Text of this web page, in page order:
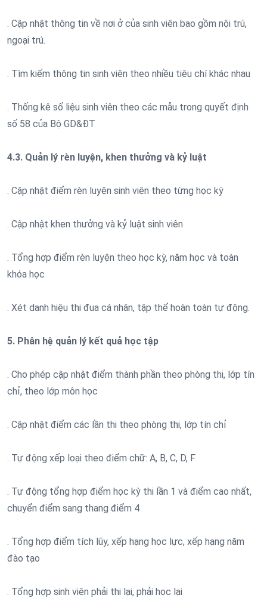
. Cập nhật thông tin về nơi ở của sinh viên bao gồm nội trú,
ngoại trú.
. Tìm kiếm thông tin sinh viên theo nhiều tiêu chí khác nhau
. Thống kê số liệu sinh viên theo các mẫu trong quyết định
số 58 của Bộ GD&ĐT
4.3. Quản lý rèn luyện, khen thưởng và kỷ luật
. Cập nhật điểm rèn luyện sinh viên theo từng học kỳ
. Cập nhật khen thưởng và kỷ luật sinh viên
. Tổng hợp điểm rèn luyện theo học kỳ, năm học và toàn
khóa học
. Xét danh hiệu thi đua cá nhân, tập thể hoàn toàn tự động.
5. Phân hệ quản lý kết quả học tập
. Cho phép cập nhật điểm thành phần theo phòng thi, lớp tín
chỉ, theo lớp môn học
. Cập nhật điểm các lần thi theo phòng thi, lớp tín chỉ
. Tự động xếp loại theo điểm chữ: A, B, C, D, F
. Tự động tổng hợp điểm học kỳ thi lần 1 và điểm cao nhất,
chuyển điểm sang thang điểm 4
. Tổng hợp điểm tích lũy, xếp hạng học lực, xếp hạng năm
đào tạo
. Tổng hợp sinh viên phải thi lại, phải học lại